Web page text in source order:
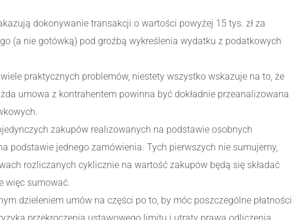
dokonywanie transakcji o wartości powyżej 15 tys. zł za
(a nie gotówką) pod groźbą wykreślenia wydatku z podatkowych
praktycznych problemów, niestety wszystko wskazuje na to, że
umowa z kontrahentem powinna być dokładnie przeanalizowana
zakupów realizowanych na podstawie osobnych
podstawie jednego zamówienia. Tych pierwszych nie sumujemy,
rozliczanych cyklicznie na wartość zakupów będą się składać
więc sumować.
dzieleniem umów na części po to, by móc poszczególne płatności